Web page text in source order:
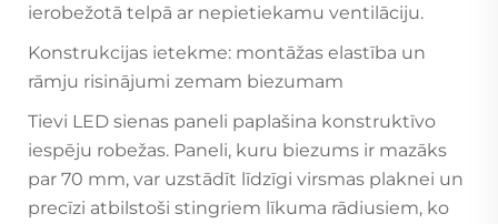
ierobežotā telpā ar nepietiekamu ventilāciju.
Konstrukcijas ietekme: montāžas elastība un
rāmju risinājumi zemam biezumam
Tievi LED sienas paneli paplašina konstruktīvo
iespēju robežas. Paneli, kuru biezums ir mazāks
par 70 mm, var uzstādīt līdzīgi virsmas plaknei un
precīzi atbilstoši stingriem līkuma rādiusiem, ko